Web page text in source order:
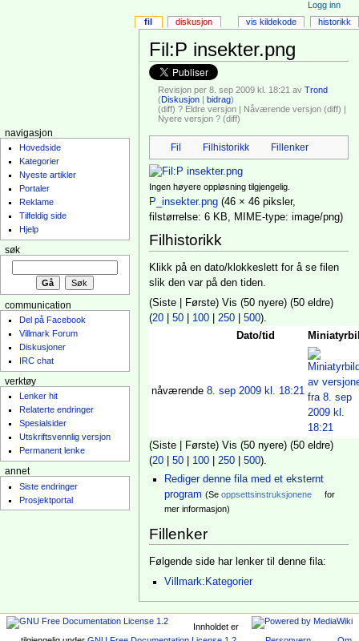
Fil:P insekter.png
Revisjon per 8. sep 2009 kl. 18:21 avTrond
(Diskusjon |bidrag)
(diff) ? Eldre versjon | Nåværende versjon (diff) |
Nyere versjon ? (diff)
Fil Filhistorikk Fillenker
Ingen høyere oppløsning tilgjengelig.
P_insekter.png ‎ (46 × 46 piksler,
filstørrelse: 6 KB, MIME-type: image/png)
Filhistorikk
Klikk på en dato/klokkeslett for å se filen
slik den var på den tiden.
(Siste | Første) Vis (50 nyere) (50 eldre)
(20 |50 100 |250 |500).
Dato/tid
nåværende 8. sep 2009 kl. 18:21
(Siste | Første) Vis (50 nyere) (50 eldre)
(20 |50 100 |250 |500).
Rediger denne fila med et eksternt
program (Seoppsettsinstruksjonene for
mer informasjon)
Fillenker
Følgende side har lenker til denne fila:
Villmark:Kategorier
fil diskusjon vis kildekode historikk
Logg inn
navigasjon
Hovedside
Kategorier
Nyeste artikler
Portaler
Reklame
Tilfeldig side
Hjelp
søk
communication
Del på Facebook
Villmark Forum
Diskusjoner
IRC chat
verktøy
Lenker hit
Relaterte endringer
Spesialsider
Utskriftsvennlig versjon
Permanent lenke
annet
Siste endringer
Prosjektportal
Innholdet er